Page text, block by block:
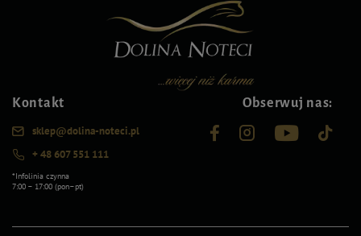
Kontakt
sklep@dolina-noteci.pl
+ 48 607 551 111
*Infolinia czynna
7:00 – 17:00 (pon–pt)
Obserwuj nas: